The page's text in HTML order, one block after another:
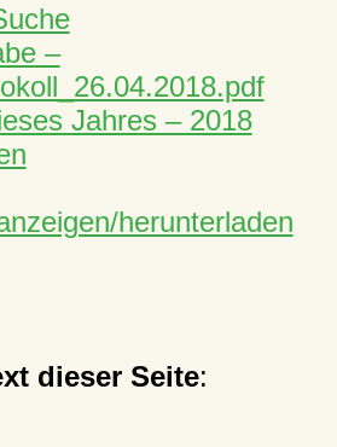
–
Jahres – 2018
herunterladen
dieser Seite: